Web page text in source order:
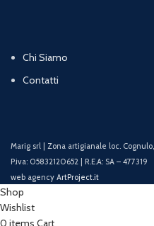
Chi Siamo
Contatti
Marig srl | Zona artigianale loc.
P.iva: 05832120652 | R.E.A: SA – 477319
web agency ArtProject.it
Shop
Wishlist
0 items Cart